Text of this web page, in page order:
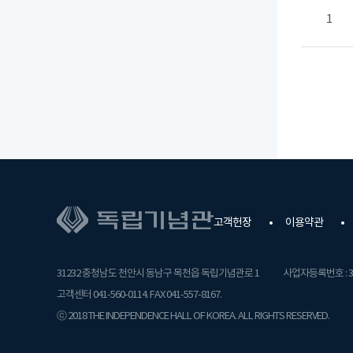
1
고객헌장 이용약관
31232 충청남도 천안시 동남구 목천읍 독립기념관로 1
사업자등록번호 :
고객센터 041-560-0114. FAX 041-557-8167.
ⓒ 2018 THE INDEPENDENCE HALL OF KOREA. ALL RIGHTS RESERVED.